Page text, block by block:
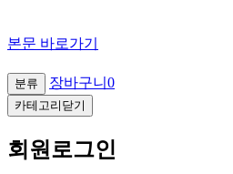
본문 바로가기
분류 장바구니 0
카테고리닫기
회원로그인